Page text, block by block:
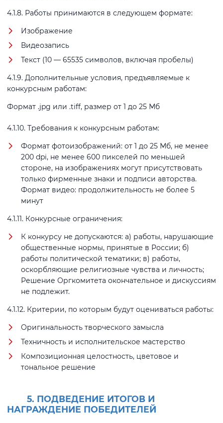
4.1.8. Работы принимаются в следующем формате:
Изображение
Видеозапись
Текст (10 — 65535 символов, включая пробелы)
4.1.9. Дополнительные условия, предъявляемые к
конкурсным работам:
Формат .jpg или .tiff, размер от 1 до 25 Мб
4.1.10. Требования к конкурсным работам:
Формат фотоизображений: от 1 до 25 Мб, не менее
200 dpi, не менее 600 пикселей по меньшей
стороне, на изображениях могут присутствовать
только фирменные знаки и подписи авторства.
Формат видео: продолжительность не более 5
минут
4.1.11. Конкурсные ограничения:
К конкурсу не допускаются: а) работы, нарушающие
общественные нормы, принятые в России; б)
работы политической тематики; в) работы,
оскорбляющие религиозные чувства и личность;
Решение Оргкомитета окончательное и дискуссиям
не подлежит.
4.1.12. Критерии, по которым будут оцениваться работы:
Оригинальность творческого замысла
Техничность и исполнительское мастерство
Композиционная целостность, цветовое и
тональное решение
5. ПОДВЕДЕНИЕ ИТОГОВ И
НАГРАЖДЕНИЕ ПОБЕДИТЕЛЕЙ